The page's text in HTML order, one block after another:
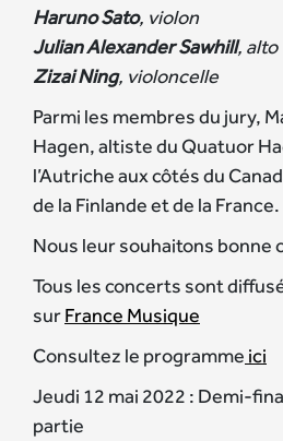
Haruno Sato, violon
Julian Alexander Sawhill, alto
Zizai Ning, violoncelle
Parmi les membres du jury,
Hagen, altiste du Quatuor
l’Autriche aux côtés du
de la Finlande et de la France.
Nous leur souhaitons bonne
Tous les concerts sont
surFrance Musique
Consultez le programme ici
Jeudi 12 mai 2022 : Demi-
partie